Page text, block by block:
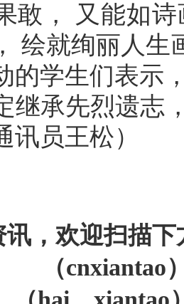
敢， 又能如
绘就绚丽人生
学生们表示，
继承先烈遗志
讯员王松）
讯，欢迎扫描
（cnxiantao